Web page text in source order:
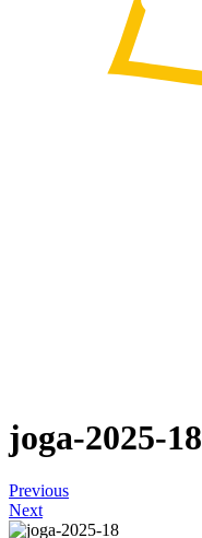
joga-2025-18
Previous
Next